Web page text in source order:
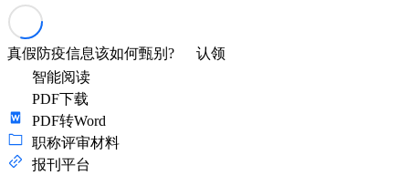
真假防疫信息该如何甄别?
认领
智能阅读
PDF下载
PDF转Word
职称评审材料
报刊平台